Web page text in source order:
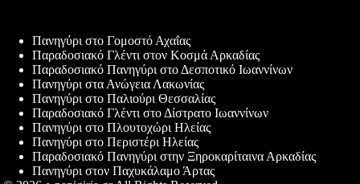
Πανηγύρι στο Γομοστό Αχαΐας
Παραδοσιακό Γλέντι στον Κοσμά Αρκαδίας
Παραδοσιακό Πανηγύρι στο Δεσποτικό Ιωαννίνων
Πανηγύρι στα Ανώγεια Λακωνίας
Πανηγύρι στο Παλιούρι Θεσσαλίας
Παραδοσιακό Γλέντι στο Δίστρατο Ιωαννίνων
Πανηγύρι στο Πλουτοχώρι Ηλείας
Πανηγύρι στο Περιστέρι Ηλείας
Παραδοσιακό Πανηγύρι στην Ξηροκαρίταινα Αρκαδίας
Πανηγύρι στον Παχυκάλαμο Άρτας